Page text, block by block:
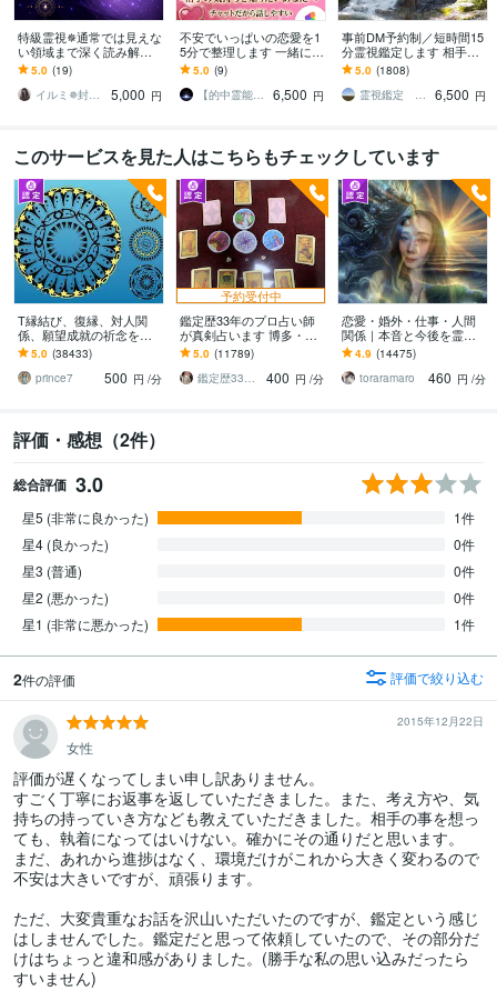
特級霊視✵通常では見えな
い領域まで深く読み解き
ます 表面的な答えではな
く、ご縁の『本質』を見
極めます。
5.0 (19)
イルミ✵封眼霊視師
5,000 円
不安でいっぱいの恋愛を1
5分で整理します 一緒に整
理していきますね☆不倫/
復縁/透視/復縁/恋愛系
5.0 (9)
【的中霊能者】☆Pito
6,500 円
事前DM予約制／短時間15
分霊視鑑定します 相手は
どう思っているのか等チ
ャット形式15分間の質問
OKです
5.0 (1808)
霊視鑑定 matsumi
6,500 円
このサービスを見た人はこちらもチェックしています
T縁結び、復縁、対人関
係、願望成就の祈念を承
ります 対象者の思いと状
況、対象者との対話、祈
念
5.0 (38433)
prince7
500 円 /分
予約受付中
鑑定歴33年のプロ占い師
が真剣占います 博多・廓
屋の純血統占い祈願師
雷鳥
5.0 (11789)
鑑定歴33年のプロ占い師 雷鳥
400 円 /分
恋愛・婚外・仕事・人間
関係｜本音と今後を霊視
ます 現実重視の鑑定｜本
質と今後の行動を具体的
にお伝えします
4.9 (14475)
toraramaro
460 円 /分
評価・感想（2件）
総合評価 3.0
星5 (非常に良かった)
1件
星4 (良かった)
0件
星3 (普通)
0件
星2 (悪かった)
0件
星1 (非常に悪かった)
1件
2件の評価 評価で絞り込む
2015年12月22日
女性
評価が遅くなってしまい申し訳ありません。
すごく丁寧にお返事を返していただきました。また、考え方や、気
持ちの持っていき方なども教えていただきました。相手の事を想っ
ても、執着になってはいけない。確かにその通りだと思います。
まだ、あれから進捗はなく、環境だけがこれから大きく変わるので
不安は大きいですが、頑張ります。
ただ、大変貴重なお話を沢山いただいたのですが、鑑定という感じ
はしませんでした。鑑定だと思って依頼していたので、その部分だ
けはちょっと違和感がありました。(勝手な私の思い込みだったら
すいません)